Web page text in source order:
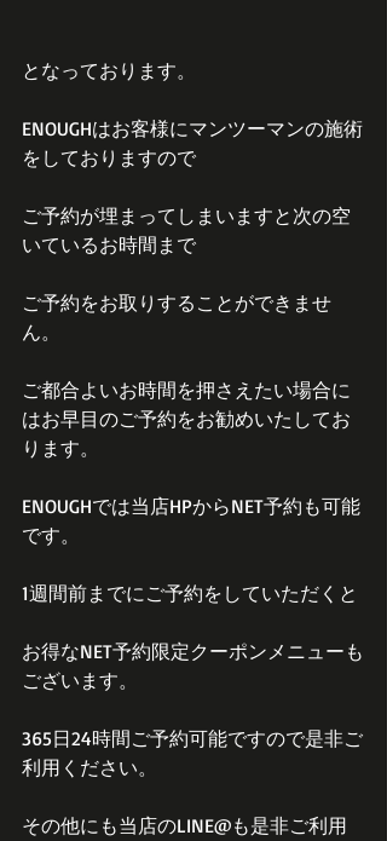
となっております。
ENOUGHはお客様にマンツーマンの施術
をしておりますので
ご予約が埋まってしまいますと次の空
いているお時間まで
ご予約をお取りすることができませ
ん。
ご都合よいお時間を押さえたい場合に
はお早目のご予約をお勧めいたしてお
ります。
ENOUGHでは当店HPからNET予約も可能
です。
1週間前までにご予約をしていただくと
お得なNET予約限定クーポンメニューも
ございます。
365日24時間ご予約可能ですので是非ご
利用ください。
その他にも当店のLINE@も是非ご利用